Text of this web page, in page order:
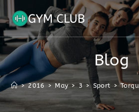
to
content
Blog
> 2016 > May > 3 > Sport >